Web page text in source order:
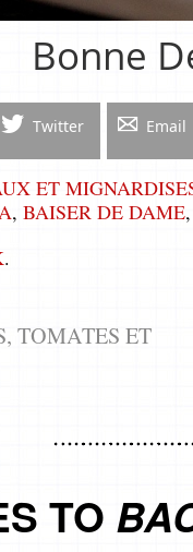
Bonne
Twitter Email
ET
, BAISER DE DAME
.
TOMATES ET
TO